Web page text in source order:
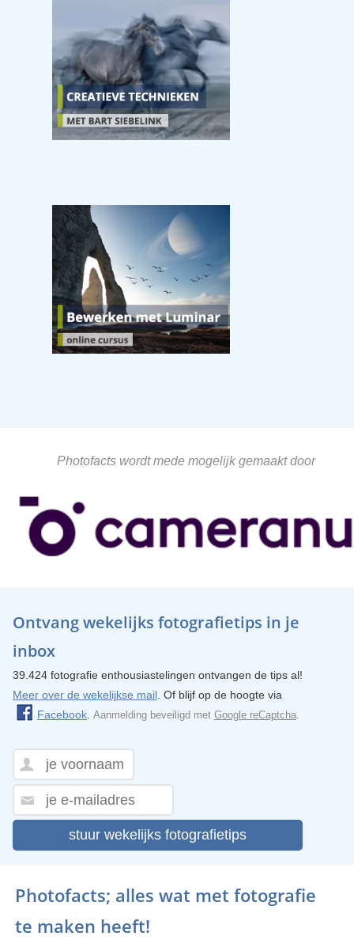
Photofacts wordt mede mogelijk gemaakt door
Ontvang wekelijks fotografietips in je
inbox
39.424 fotografie enthousiastelingen ontvangen de tips al!
Meer over de wekelijkse mail. Of blijf op de hoogte via
Facebook. Aanmelding beveiligd met Google reCaptcha.
stuur wekelijks fotografietips
Photofacts; alles wat met fotografie
te maken heeft!